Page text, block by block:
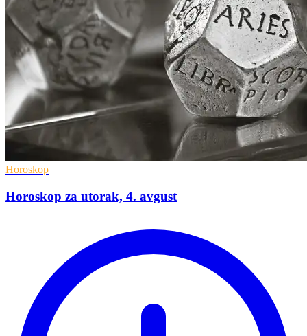
Horoskop
Horoskop za utorak, 4. avgust